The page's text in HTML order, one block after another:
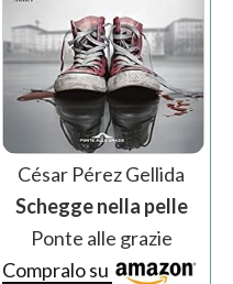
César Pérez Gellida
Schegge nella pelle
Ponte alle grazie
Compralo su